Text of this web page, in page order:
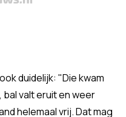
duidelijk: "Die kwam
valt eruit en weer
helemaal vrij. Dat mag